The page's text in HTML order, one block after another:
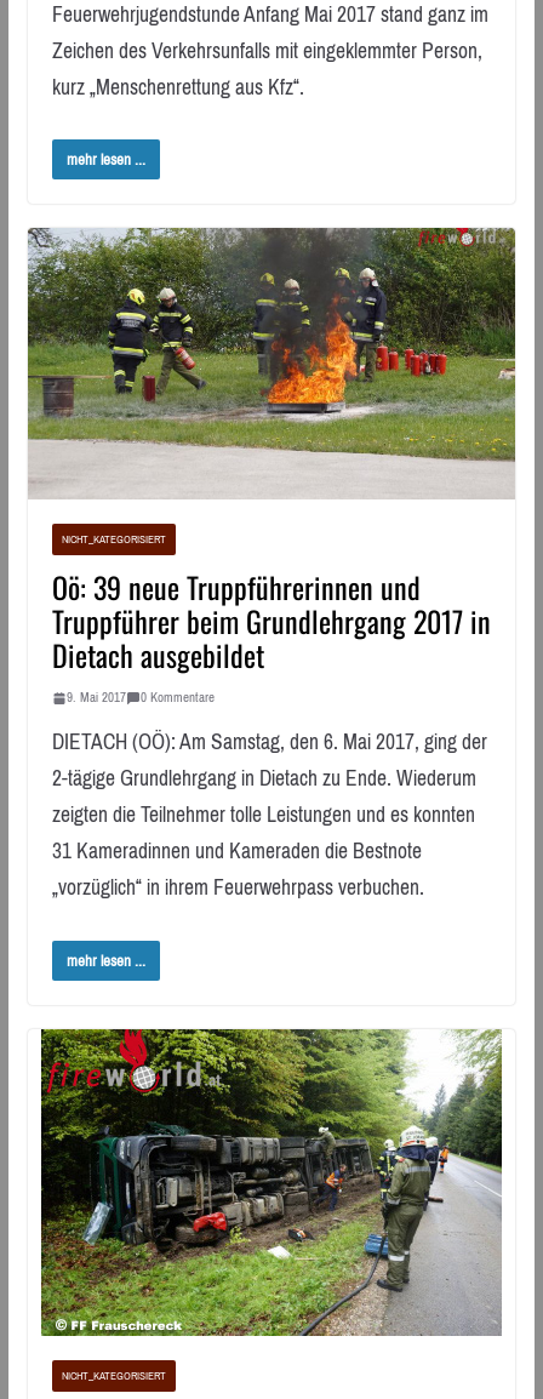
Feuerwehrjugendstunde Anfang Mai 2017 stand ganz im
Zeichen des Verkehrsunfalls mit eingeklemmter Person,
kurz „Menschenrettung aus Kfz“.
mehr lesen ...
NICHT_KATEGORISIERT
Oö: 39 neue Truppführerinnen und
Truppführer beim Grundlehrgang 2017 in
Dietach ausgebildet
9. Mai 2017 0 Kommentare
DIETACH (OÖ): Am Samstag, den 6. Mai 2017, ging der
2-tägige Grundlehrgang in Dietach zu Ende. Wiederum
zeigten die Teilnehmer tolle Leistungen und es konnten
31 Kameradinnen und Kameraden die Bestnote
„vorzüglich“ in ihrem Feuerwehrpass verbuchen.
mehr lesen ...
NICHT_KATEGORISIERT